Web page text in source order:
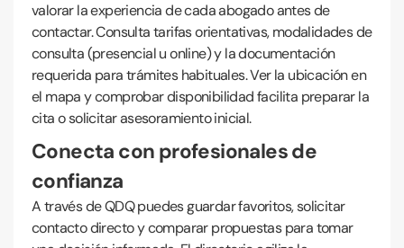
valorar la experiencia de cada abogado antes de
contactar. Consulta tarifas orientativas, modalidades de
consulta (presencial u online) y la documentación
requerida para trámites habituales. Ver la ubicación en
el mapa y comprobar disponibilidad facilita preparar la
cita o solicitar asesoramiento inicial.
Conecta con profesionales de
confianza
A través de QDQ puedes guardar favoritos, solicitar
contacto directo y comparar propuestas para tomar